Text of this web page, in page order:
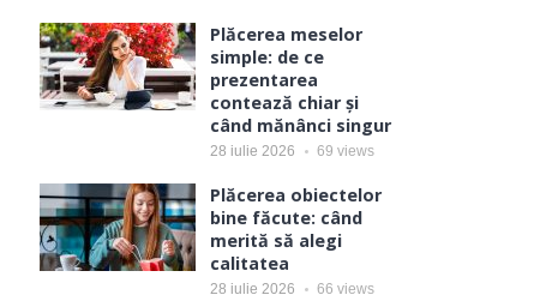
Plăcerea meselor
simple: de ce
prezentarea
contează chiar și
când mănânci singur
28 iulie 2026 69 views
Plăcerea obiectelor
bine făcute: când
merită să alegi
calitatea
28 iulie 2026 66 views